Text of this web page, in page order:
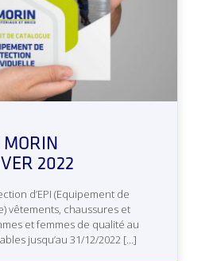
2022
d’EPI (Equipement de
vêtements, chaussures et
et femmes de qualité au
jusqu’au 31/12/2022 […]